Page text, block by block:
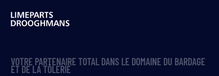
VOTRE PARTENAIRE TOTAL DANS LE DOMAINE DU BARDAGE
ET DE LA TÔLERIE